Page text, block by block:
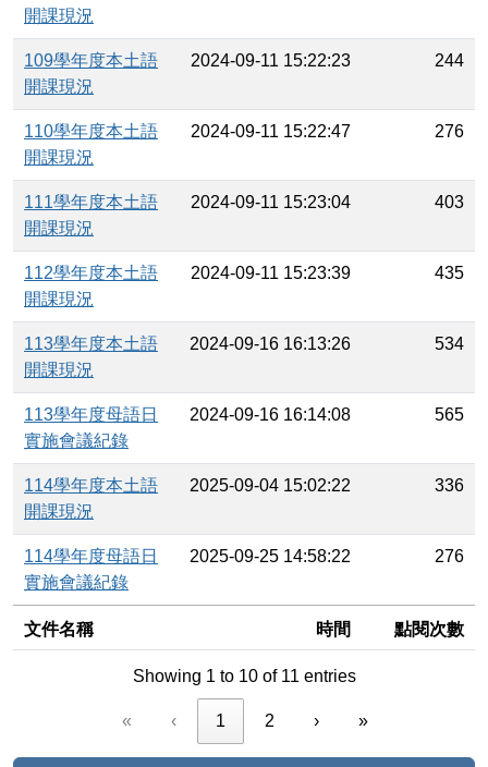
文件名稱 時間 點閱次數
開課現況
109學年度本土語
開課現況
2024-09-11 15:22:23 244
110學年度本土語
開課現況
2024-09-11 15:22:47 276
111學年度本土語
開課現況
2024-09-11 15:23:04 403
112學年度本土語
開課現況
2024-09-11 15:23:39 435
113學年度本土語
開課現況
2024-09-16 16:13:26 534
113學年度母語日
實施會議紀錄
2024-09-16 16:14:08 565
114學年度本土語
開課現況
2025-09-04 15:02:22 336
114學年度母語日
實施會議紀錄
2025-09-25 14:58:22 276
Showing 1 to 10 of 11 entries
« ‹ 1 2 › »